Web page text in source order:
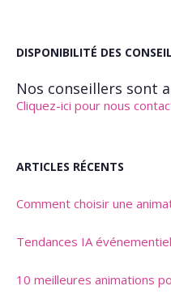
DISPONIBILITÉ DES
Nos conseillers sont
Cliquez-ici pour nous
ARTICLES RÉCENTS
Comment choisir une
Tendances IA
10 meilleures animations